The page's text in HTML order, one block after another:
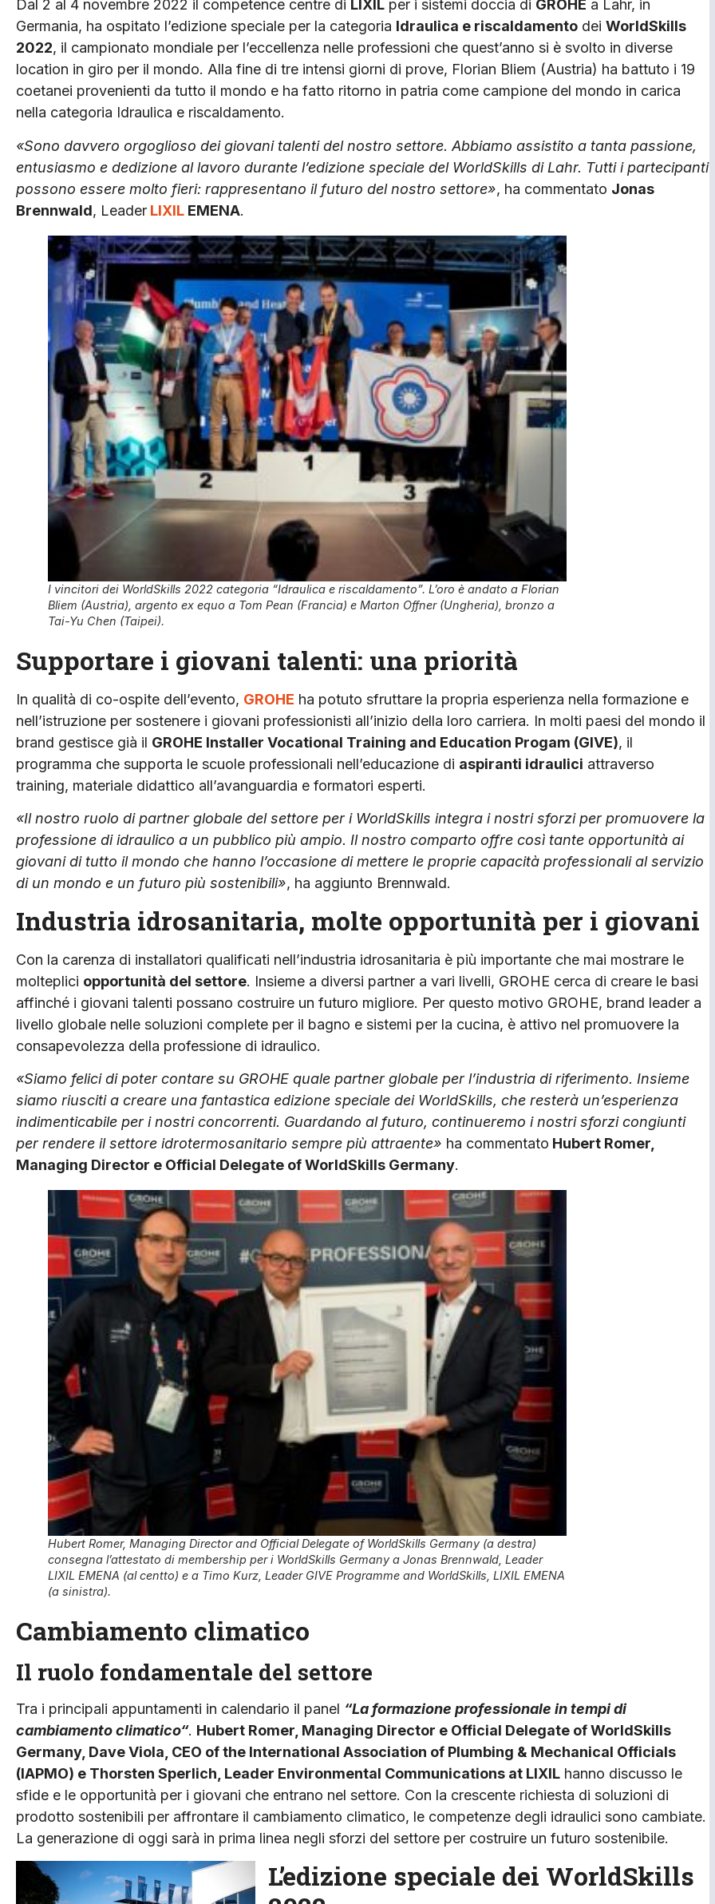
Dal 2 al 4 novembre 2022 il competence centre di LIXIL per i sistemi doccia di GROHE a Lahr, in
Germania, ha ospitato l’edizione speciale per la categoria Idraulica e riscaldamento dei WorldSkills
2022, il campionato mondiale per l’eccellenza nelle professioni che quest’anno si è svolto in diverse
location in giro per il mondo. Alla fine di tre intensi giorni di prove, Florian Bliem (Austria) ha battuto i 19
coetanei provenienti da tutto il mondo e ha fatto ritorno in patria come campione del mondo in carica
nella categoria Idraulica e riscaldamento.
«Sono davvero orgoglioso dei giovani talenti del nostro settore. Abbiamo assistito a tanta passione,
entusiasmo e dedizione al lavoro durante l’edizione speciale del WorldSkills di Lahr. Tutti i partecipanti
possono essere molto fieri: rappresentano il futuro del nostro settore», ha commentato Jonas
Brennwald, Leader LIXIL EMENA.
I vincitori dei WorldSkills 2022 categoria “Idraulica e riscaldamento”. L’oro è andato a Florian
Bliem (Austria), argento ex equo a Tom Pean (Francia) e Marton Offner (Ungheria), bronzo a
Tai-Yu Chen (Taipei).
Supportare i giovani talenti: una priorità
In qualità di co-ospite dell’evento, GROHE ha potuto sfruttare la propria esperienza nella formazione e
nell’istruzione per sostenere i giovani professionisti all’inizio della loro carriera. In molti paesi del mondo il
brand gestisce già il GROHE Installer Vocational Training and Education Progam (GIVE), il
programma che supporta le scuole professionali nell’educazione di aspiranti idraulici attraverso
training, materiale didattico all’avanguardia e formatori esperti.
«Il nostro ruolo di partner globale del settore per i WorldSkills integra i nostri sforzi per promuovere la
professione di idraulico a un pubblico più ampio. Il nostro comparto offre così tante opportunità ai
giovani di tutto il mondo che hanno l’occasione di mettere le proprie capacità professionali al servizio
di un mondo e un futuro più sostenibili», ha aggiunto Brennwald.
Industria idrosanitaria, molte opportunità per i giovani
Con la carenza di installatori qualificati nell’industria idrosanitaria è più importante che mai mostrare le
molteplici opportunità del settore. Insieme a diversi partner a vari livelli, GROHE cerca di creare le basi
affinché i giovani talenti possano costruire un futuro migliore. Per questo motivo GROHE, brand leader a
livello globale nelle soluzioni complete per il bagno e sistemi per la cucina, è attivo nel promuovere la
consapevolezza della professione di idraulico.
«Siamo felici di poter contare su GROHE quale partner globale per l’industria di riferimento. Insieme
siamo riusciti a creare una fantastica edizione speciale dei WorldSkills, che resterà un’esperienza
indimenticabile per i nostri concorrenti. Guardando al futuro, continueremo i nostri sforzi congiunti
per rendere il settore idrotermosanitario sempre più attraente» ha commentato Hubert Romer,
Managing Director e Official Delegate of WorldSkills Germany.
Hubert Romer, Managing Director and Official Delegate of WorldSkills Germany (a destra)
consegna l’attestato di membership per i WorldSkills Germany a Jonas Brennwald, Leader
LIXIL EMENA (al centto) e a Timo Kurz, Leader GIVE Programme and WorldSkills, LIXIL EMENA
(a sinistra).
Cambiamento climatico
Il ruolo fondamentale del settore
Tra i principali appuntamenti in calendario il panel “La formazione professionale in tempi di
cambiamento climatico“. Hubert Romer, Managing Director e Official Delegate of WorldSkills
Germany, Dave Viola, CEO of the International Association of Plumbing & Mechanical Officials
(IAPMO) e Thorsten Sperlich, Leader Environmental Communications at LIXIL hanno discusso le
sfide e le opportunità per i giovani che entrano nel settore. Con la crescente richiesta di soluzioni di
prodotto sostenibili per affrontare il cambiamento climatico, le competenze degli idraulici sono cambiate.
La generazione di oggi sarà in prima linea negli sforzi del settore per costruire un futuro sostenibile.
L’edizione speciale dei WorldSkills